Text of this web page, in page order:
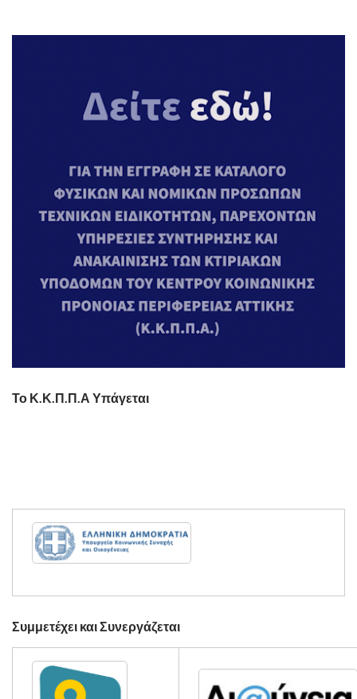
Το Κ.Κ.Π.Π.Α Υπάγεται
Συμμετέχει και Συνεργάζεται